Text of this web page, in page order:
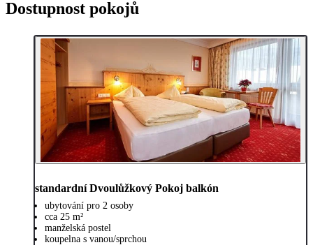
Dostupnost pokojů
standardní Dvoulůžkový Pokoj balkón
ubytování pro 2 osoby
cca 25 m²
manželská postel
koupelna s vanou/sprchou